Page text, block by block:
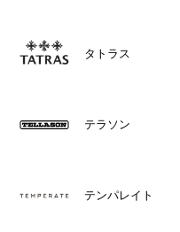
タトラス
テラソン
テンパレイト